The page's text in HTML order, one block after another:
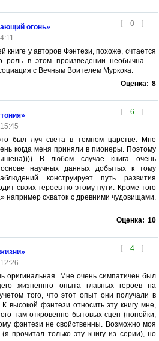
[ 0 ]
огонь»
книге у авторов Фэнтези, похоже, счтается
роль в этом произведении необычна —
с Вечным Воителем Муркока.
Оценка: 8
[ 6 ]
был луч света в темном царстве. Мне
когда меня приняли в пионеры. Поэтому
В любом случае книга очень
научных данных добытых к тому
конструирует путь развития
своих героев по этому пути. Кроме того
например схваток с древними чудовищами.
Оценка: 10
[ 4 ]
оригинальная. Мне очень симпатичен был
жизненнго опыта главных героев на
того, что этот опыт они получали в
высокой фэнтези относить эту книгу мне,
там откровенно бытовых сцен (попойки,
фэнтези не свойственны. Возможно моя
прочитал только эту книгу из серии), но